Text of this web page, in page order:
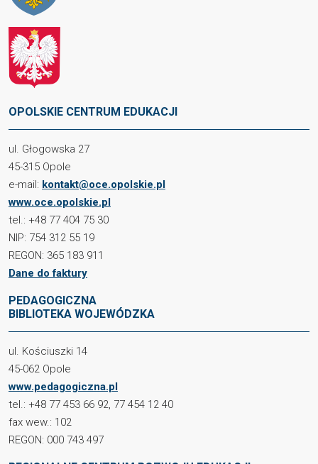
OPOLSKIE CENTRUM EDUKACJI
ul. Głogowska 27
45-315 Opole
e-mail: kontakt@oce.opolskie.pl
www.oce.opolskie.pl
tel.: +48 77 404 75 30
NIP: 754 312 55 19
REGON: 365 183 911
Dane do faktury
PEDAGOGICZNA
BIBLIOTEKA WOJEWÓDZKA
ul. Kościuszki 14
45-062 Opole
www.pedagogiczna.pl
tel.: +48 77 453 66 92, 77 454 12 40
fax wew.: 102
REGON: 000 743 497